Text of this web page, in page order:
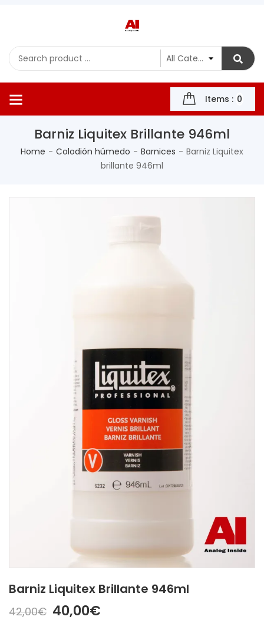
Items : 0
Barniz Liquitex Brillante 946ml
Home Colodión húmedo Barnices
Barniz Liquitex
brillante 946ml
Barniz Liquitex Brillante 946ml
42,00€ El
40,00€